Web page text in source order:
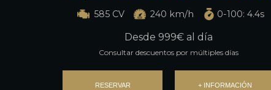
585 CV 240 km/h 0-100: 4.4s
Desde999€ al día
Consultar descuentos por múltiples días
RESERVAR + INFORMACIÓN